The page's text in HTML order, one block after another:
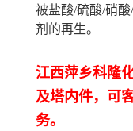
被盐酸/硫酸/硝
剂的再生。
江西萍乡科隆
及塔内件，可
务。